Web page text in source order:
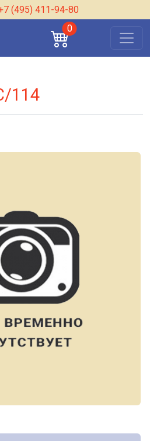
(495) 411-94-80
0
114